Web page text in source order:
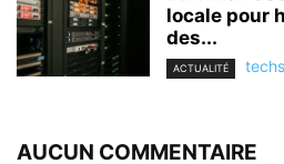
locale pour
des...
ACTUALITÉ techs
AUCUN COMMENTAIRE